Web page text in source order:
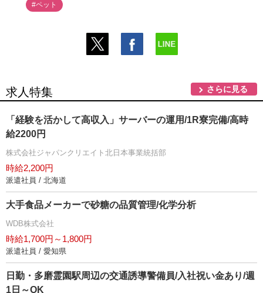
#ペット
求人特集 さらに見る
「経験を活かして高収入」サーバーの運用/1R寮完備/高時
給2200円
株式会社ジャパンクリエイト北日本事業統括部
時給2,200円
派遣社員 / 北海道
大手食品メーカーで砂糖の品質管理/化学分析
WDB株式会社
時給1,700円～1,800円
派遣社員 / 愛知県
日勤・多磨霊園駅周辺の交通誘導警備員/入社祝い金あり/週
1日～OK